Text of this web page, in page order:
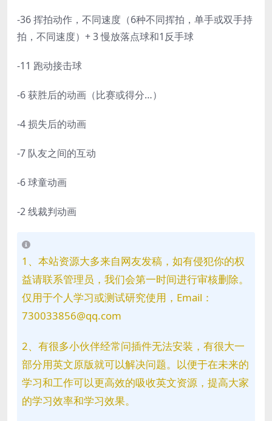
-36 挥拍动作，不同速度（6种不同挥拍，单手或双手持
拍，不同速度）+ 3 慢放落点球和1反手球
-11 跑动接击球
-6 获胜后的动画（比赛或得分…）
-4 损失后的动画
-7 队友之间的互动
-6 球童动画
-2 线裁判动画
1、本站资源大多来自网友发稿，如有侵犯你的权
益请联系管理员，我们会第一时间进行审核删除。
仅用于个人学习或测试研究使用，Email：
730033856@qq.com
2、有很多小伙伴经常问插件无法安装，有很大一
部分用英文原版就可以解决问题。以便于在未来的
学习和工作可以更高效的吸收英文资源，提高大家
的学习效率和学习效果。